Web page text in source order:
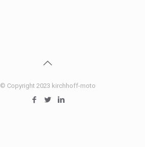
© Copyright 2023 kirchhoff-moto